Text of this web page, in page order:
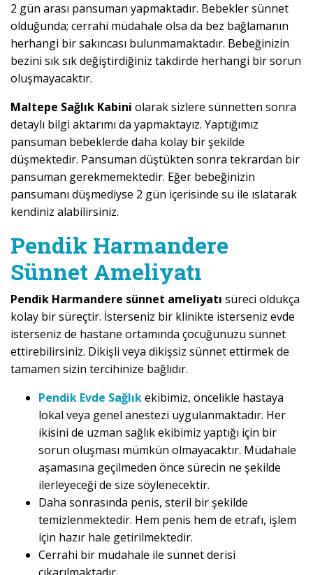
2 gün arası pansuman yapmaktadır. Bebekler sünnet
olduğunda; cerrahi müdahale olsa da bez bağlamanın
herhangi bir sakıncası bulunmamaktadır. Bebeğinizin
bezini sık sık değiştirdiğiniz takdirde herhangi bir sorun
oluşmayacaktır.
Maltepe Sağlık Kabini olarak sizlere sünnetten sonra
detaylı bilgi aktarımı da yapmaktayız. Yaptığımız
pansuman bebeklerde daha kolay bir şekilde
düşmektedir. Pansuman düştükten sonra tekrardan bir
pansuman gerekmemektedir. Eğer bebeğinizin
pansumanı düşmediyse 2 gün içerisinde su ile ıslatarak
kendiniz alabilirsiniz.
Pendik Harmandere
Sünnet Ameliyatı
Pendik Harmandere sünnet ameliyatı süreci oldukça
kolay bir süreçtir. İsterseniz bir klinikte isterseniz evde
isterseniz de hastane ortamında çocuğunuzu sünnet
ettirebilirsiniz. Dikişli veya dikişsiz sünnet ettirmek de
tamamen sizin tercihinize bağlıdır.
Pendik Evde Sağlıkekibimiz, öncelikle hastaya
lokal veya genel anestezi uygulanmaktadır. Her
ikisini de uzman sağlık ekibimiz yaptığı için bir
sorun oluşması mümkün olmayacaktır. Müdahale
aşamasına geçilmeden önce sürecin ne şekilde
ilerleyeceği de size söylenecektir.
Daha sonrasında penis, steril bir şekilde
temizlenmektedir. Hem penis hem de etrafı, işlem
için hazır hale getirilmektedir.
Cerrahi bir müdahale ile sünnet derisi